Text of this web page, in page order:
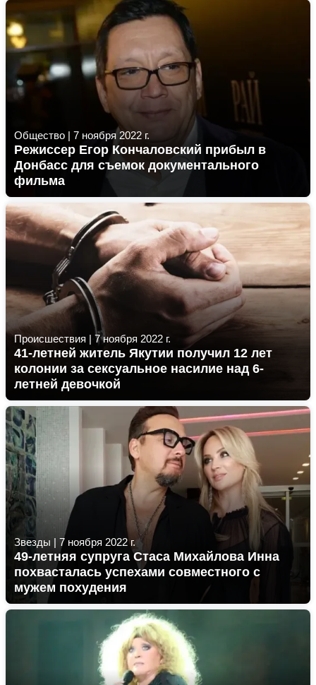
Общество | 7 ноября 2022 г.
Режиссер Егор Кончаловский прибыл в
Донбасс для съемок документального
фильма
Происшествия | 7 ноября 2022 г.
41-летней житель Якутии получил 12 лет
колонии за сексуальное насилие над 6-
летней девочкой
Звезды | 7 ноября 2022 г.
49-летняя супруга Стаса Михайлова Инна
похвасталась успехами совместного с
мужем похудения